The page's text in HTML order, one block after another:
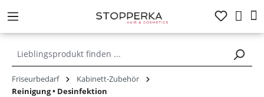
springen
Friseurbedarf
Kabinett-Zubehör
Reinigung • Desinfektion